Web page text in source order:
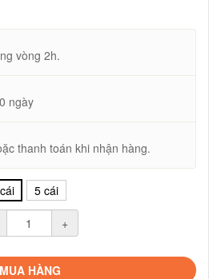
vòng 2h.
ngày
thanh toán khi nhận hàng.
5 cái
+
MUA HÀNG